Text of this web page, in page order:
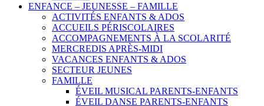
ENFANCE – JEUNESSE – FAMILLE
ACTIVITÉS ENFANTS & ADOS
ACCUEILS PÉRISCOLAIRES
ACCOMPAGNEMENTS À LA SCOLARITÉ
MERCREDIS APRÈS-MIDI
VACANCES ENFANTS & ADOS
SECTEUR JEUNES
FAMILLE
ÉVEIL MUSICAL PARENTS-ENFANTS
ÉVEIL DANSE PARENTS-ENFANTS